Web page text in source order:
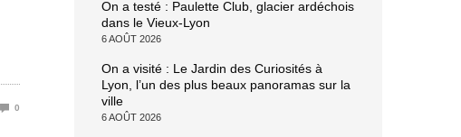
0
On a testé : Paulette Club, glacier ardéchois
dans le Vieux-Lyon
6 AOÛT 2026
On a visité : Le Jardin des Curiosités à
Lyon, l’un des plus beaux panoramas sur la
ville
6 AOÛT 2026